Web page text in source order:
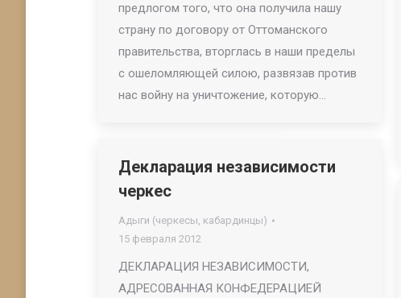
предлогом того, что она получила нашу
страну по договору от Оттоманского
правительства, вторглась в наши пределы
с ошеломляющей силою, развязав против
нас войну на уничтожение, которую…
Декларация независимости
черкес
Адыги (черкесы, кабардинцы)
15 февраля 2012
ДЕКЛАРАЦИЯ НЕЗАВИСИМОСТИ,
АДРЕСОВАННАЯ КОНФЕДЕРАЦИЕЙ